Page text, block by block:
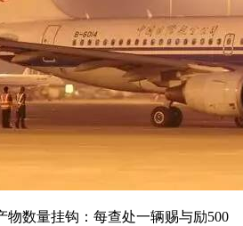
数量挂钩：每查处一辆赐与励500